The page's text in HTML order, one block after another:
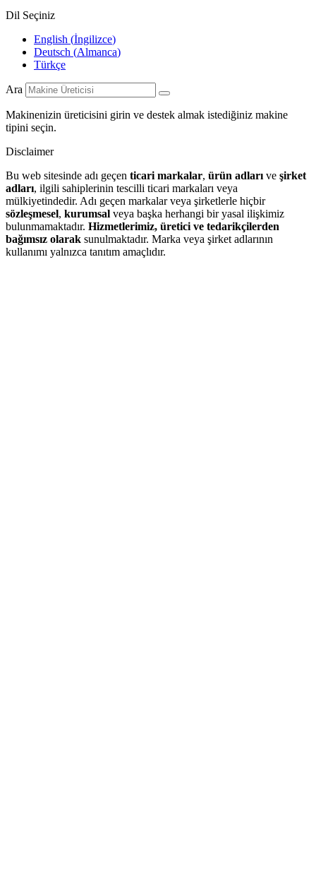
Dil Seçiniz
English (İngilizce)
Deutsch (Almanca)
Türkçe
Ara
Makinenizin üreticisini girin ve destek almak istediğiniz makine
tipini seçin.
Disclaimer
Bu web sitesinde adı geçen ticari markalar, ürün adları ve şirket
adları, ilgili sahiplerinin tescilli ticari markaları veya
mülkiyetindedir. Adı geçen markalar veya şirketlerle hiçbir
sözleşmesel, kurumsal veya başka herhangi bir yasal ilişkimiz
bulunmamaktadır. Hizmetlerimiz, üretici ve tedarikçilerden
bağımsız olarak sunulmaktadır. Marka veya şirket adlarının
kullanımı yalnızca tanıtım amaçlıdır.